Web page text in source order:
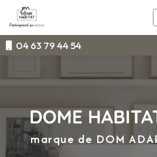
contenu
principal
04 63 79 44 54
marque de DOM